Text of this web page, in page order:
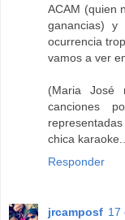
ACAM (quien
ganancias) y
ocurrencia
vamos a ver
(Maria
canciones
chica
Responder
jrcamposf 17